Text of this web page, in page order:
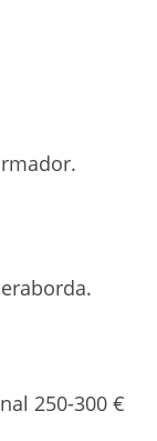
250-300 €